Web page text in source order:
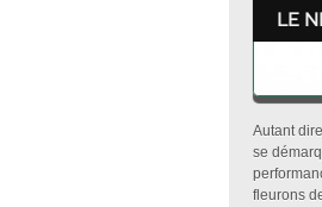
Le
Autant
se
fleurons